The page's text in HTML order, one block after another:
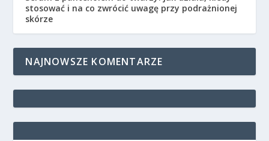
stosować i na co zwrócić uwagę przy podrażnionej
skórze
NAJNOWSZE KOMENTARZE